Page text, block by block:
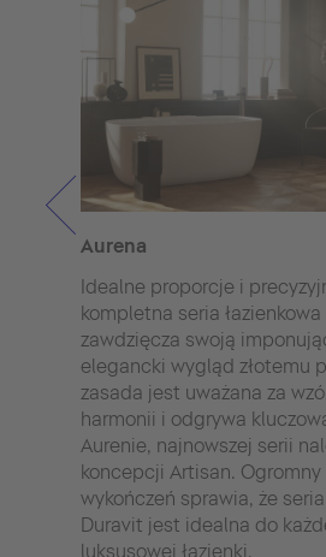
Aurena
Idealne proporcje i
kompletna seria łazienkowa
zawdzięcza swoją
elegancki wygląd złotemu
zasada jest uważana za
harmonii i odgrywa
Aurenie, najnowszej serii
koncepcji Artisan.
wykończeń sprawia, że
Duravit jest idealna do
luksusowej łazienki.